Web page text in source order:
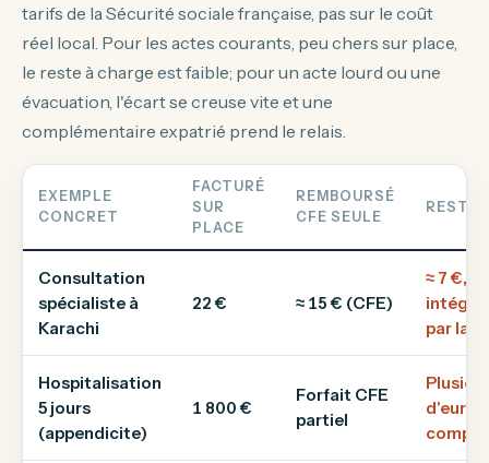
tarifs de la Sécurité sociale française, pas sur le coût
réel local. Pour les actes courants, peu chers sur place,
le reste à charge est faible; pour un acte lourd ou une
évacuation, l'écart se creuse vite et une
complémentaire expatrié prend le relais.
EXEMPLE
CONCRET
FACTURÉ
SUR
PLACE
REMBOURSÉ
CFE SEULE
RESTE
Consultation
spécialiste à
Karachi
22 € ≈ 15 € (CFE)
≈ 7 €,
par la
Hospitalisation
5 jours
(appendicite)
1 800 €
Forfait CFE
partiel
d'euros